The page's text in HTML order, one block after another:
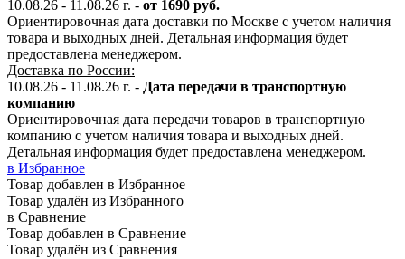
10.08.26 - 11.08.26 г. - от 1690 руб.
Ориентировочная дата доставки по Москве с учетом наличия
товара и выходных дней. Детальная информация будет
предоставлена менеджером.
Доставка по России:
10.08.26 - 11.08.26 г. - Дата передачи в транспортную
компанию
Ориентировочная дата передачи товаров в транспортную
компанию с учетом наличия товара и выходных дней.
Детальная информация будет предоставлена менеджером.
в Избранное
Товар добавлен в Избранное
Товар удалён из Избранного
в Сравнение
Товар добавлен в Сравнение
Товар удалён из Сравнения